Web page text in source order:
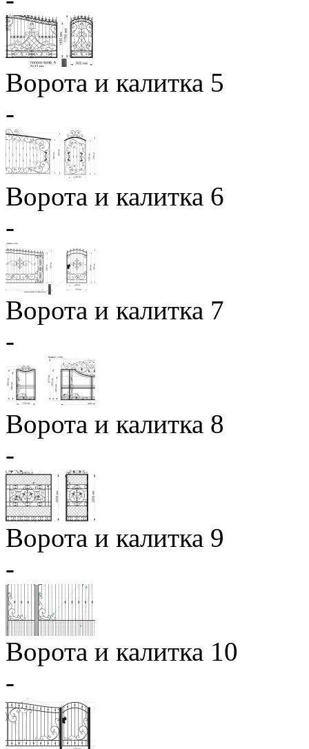
Ворота и калитка 5
-
Ворота и калитка 6
-
Ворота и калитка 7
-
Ворота и калитка 8
-
Ворота и калитка 9
-
Ворота и калитка 10
-